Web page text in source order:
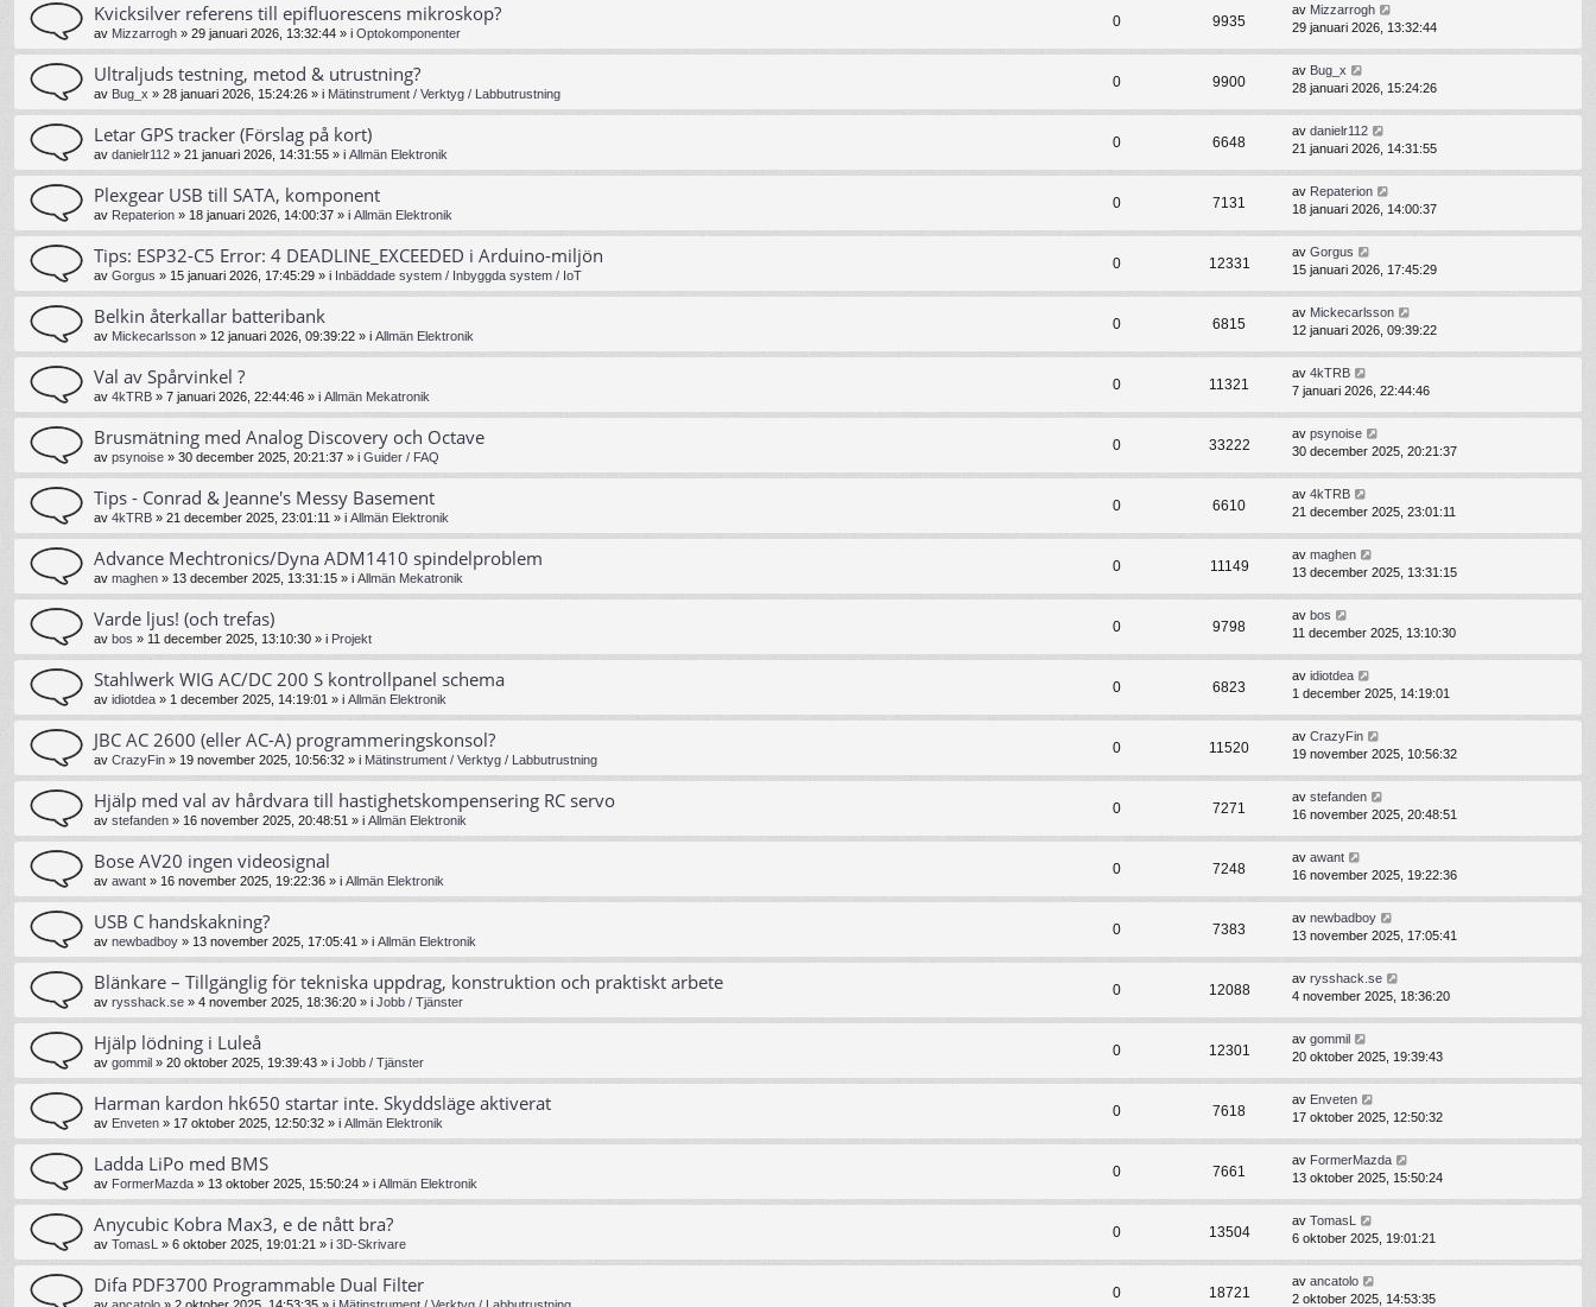
Kvicksilver referens till epifluorescens mikroskop?
av Mizzarrogh » 29 januari 2026, 13:32:44 » i Optokomponenter
0 9935
av Mizzarrogh
29 januari 2026, 13:32:44
Ultraljuds testning, metod & utrustning?
av Bug_x » 28 januari 2026, 15:24:26 » i Mätinstrument / Verktyg / Labbutrustning
0 9900
av Bug_x
28 januari 2026, 15:24:26
Letar GPS tracker (Förslag på kort)
av danielr112 » 21 januari 2026, 14:31:55 » i Allmän Elektronik
0 6648
av danielr112
21 januari 2026, 14:31:55
Plexgear USB till SATA, komponent
av Repaterion » 18 januari 2026, 14:00:37 » i Allmän Elektronik
0 7131
av Repaterion
18 januari 2026, 14:00:37
Tips: ESP32-C5 Error: 4 DEADLINE_EXCEEDED i Arduino-miljön
av Gorgus » 15 januari 2026, 17:45:29 » i Inbäddade system / Inbyggda system / IoT
0 12331
av Gorgus
15 januari 2026, 17:45:29
Belkin återkallar batteribank
av Mickecarlsson » 12 januari 2026, 09:39:22 » i Allmän Elektronik
0 6815
av Mickecarlsson
12 januari 2026, 09:39:22
Val av Spårvinkel ?
av 4kTRB » 7 januari 2026, 22:44:46 » i Allmän Mekatronik
0 11321
av 4kTRB
7 januari 2026, 22:44:46
Brusmätning med Analog Discovery och Octave
av psynoise » 30 december 2025, 20:21:37 » i Guider / FAQ
0 33222
av psynoise
30 december 2025, 20:21:37
Tips - Conrad & Jeanne's Messy Basement
av 4kTRB » 21 december 2025, 23:01:11 » i Allmän Elektronik
0 6610
av 4kTRB
21 december 2025, 23:01:11
Advance Mechtronics/Dyna ADM1410 spindelproblem
av maghen » 13 december 2025, 13:31:15 » i Allmän Mekatronik
0 11149
av maghen
13 december 2025, 13:31:15
Varde ljus! (och trefas)
av bos » 11 december 2025, 13:10:30 » i Projekt
0 9798
av bos
11 december 2025, 13:10:30
Stahlwerk WIG AC/DC 200 S kontrollpanel schema
av idiotdea » 1 december 2025, 14:19:01 » i Allmän Elektronik
0 6823
av idiotdea
1 december 2025, 14:19:01
JBC AC 2600 (eller AC-A) programmeringskonsol?
av CrazyFin » 19 november 2025, 10:56:32 » i Mätinstrument / Verktyg / Labbutrustning
0 11520
av CrazyFin
19 november 2025, 10:56:32
Hjälp med val av hårdvara till hastighetskompensering RC servo
av stefanden » 16 november 2025, 20:48:51 » i Allmän Elektronik
0 7271
av stefanden
16 november 2025, 20:48:51
Bose AV20 ingen videosignal
av awant » 16 november 2025, 19:22:36 » i Allmän Elektronik
0 7248
av awant
16 november 2025, 19:22:36
USB C handskakning?
av newbadboy » 13 november 2025, 17:05:41 » i Allmän Elektronik
0 7383
av newbadboy
13 november 2025, 17:05:41
Blänkare – Tillgänglig för tekniska uppdrag, konstruktion och praktiskt arbete
av rysshack.se » 4 november 2025, 18:36:20 » i Jobb / Tjänster
0 12088
av rysshack.se
4 november 2025, 18:36:20
Hjälp lödning i Luleå
av gommil » 20 oktober 2025, 19:39:43 » i Jobb / Tjänster
0 12301
av gommil
20 oktober 2025, 19:39:43
Harman kardon hk650 startar inte. Skyddsläge aktiverat
av Enveten » 17 oktober 2025, 12:50:32 » i Allmän Elektronik
0 7618
av Enveten
17 oktober 2025, 12:50:32
Ladda LiPo med BMS
av FormerMazda » 13 oktober 2025, 15:50:24 » i Allmän Elektronik
0 7661
av FormerMazda
13 oktober 2025, 15:50:24
Anycubic Kobra Max3, e de nått bra?
av TomasL » 6 oktober 2025, 19:01:21 » i 3D-Skrivare
0 13504
av TomasL
6 oktober 2025, 19:01:21
Difa PDF3700 Programmable Dual Filter 0 18721
av ancatolo
2 oktober 2025, 14:53:35